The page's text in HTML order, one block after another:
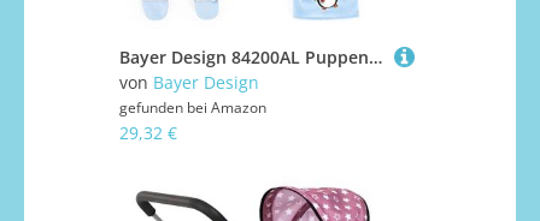
Bayer Design 84200AL Puppenkleider, Outfits, Babypuppen Anziehsachen 38-43cm, mehrteilig, Puppenzubehör
von Bayer Design
gefunden bei Amazon
29,32 €